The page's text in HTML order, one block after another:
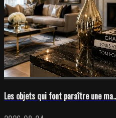
Les objets qui font paraître une